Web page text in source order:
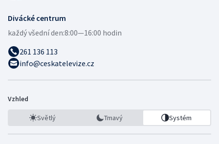
Divácké centrum
každý všední den:8:00—16:00 hodin
261 136 113
info@ceskatelevize.cz
Vzhled
Světlý Tmavý Systém